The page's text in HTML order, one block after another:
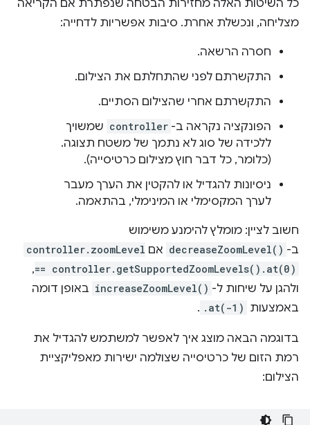
כל השיטות האלה מחזירות הבטחה שנפתרת אם הקריאה
מצליחה, ונכשלת אחרת. סיבות אפשריות לדחייה:
חסרה הרשאה.
התקשרתם לפני שהתחלתם את הצילום.
התקשרתם אחרי שהצילום הסתיים.
הפונקציה נקראה ב- controller שמשויך
ללכידה של סוג לא נתמך של משטח תצוגה.
(כלומר, כל דבר חוץ מצילום כרטיסייה).
ניסיונות להגדיל או להקטין את הערך מעבר
לערך המקסימלי או המינימלי, בהתאמה.
חשוב לציין: מומלץ להימנע משימוש
ב- decreaseZoomLevel() אם controller.zoomLevel
== controller.getSupportedZoomLevels().at(0)
,
ולהגן על שיחות ל- increaseZoomLevel() באופן דומה
באמצעות .at(-1)
.
בדוגמה הבאה מוצג איך לאפשר למשתמש להגדיל את
רמת הזום של כרטיסייה שצולמה ישירות מאפליקציית
הצילום: